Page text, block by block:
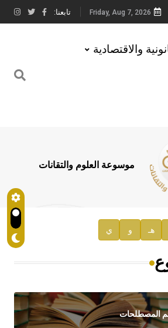
Friday, Aug 7, 2026 تابعنا:
والاقتصادية
موسوعة العلوم والتقانات
هـ و ي
المصطلحات